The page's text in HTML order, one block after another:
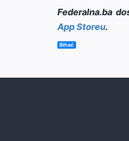
Federalna.ba
App Storeu.
Bihać